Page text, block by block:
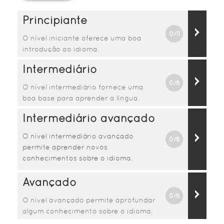
Principiante
O nível iniciante oferece uma boa
introdução ao idioma.
0/11
Intermediário
O nível intermediário fornece uma
boa base para aprender a língua.
0/6
Intermediário avançado
O nível intermediário avançado
permite aprender novos
conhecimentos sobre o idioma.
0/6
Avançado
O nível avançado permite aprofundar
algum conhecimento sobre o idioma.
0/6